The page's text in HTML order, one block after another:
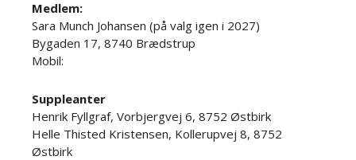
Medlem:
Sara Munch Johansen (på valg igen i 2027)
Bygaden 17, 8740 Brædstrup
Mobil:
Suppleanter
Henrik Fyllgraf, Vorbjergvej 6, 8752 Østbirk
Helle Thisted Kristensen, Kollerupvej 8, 8752
Østbirk